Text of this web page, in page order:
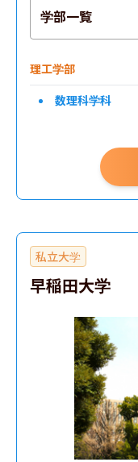
学部一覧
理工学部
数理科学科
私立大学
早稲田大学